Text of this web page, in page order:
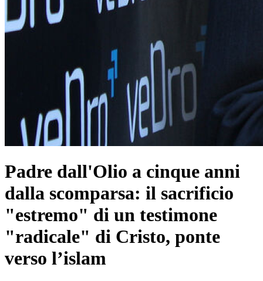
Padre dall'Olio a cinque anni
dalla scomparsa: il sacrificio
"estremo" di un testimone
"radicale" di Cristo, ponte
verso l’islam